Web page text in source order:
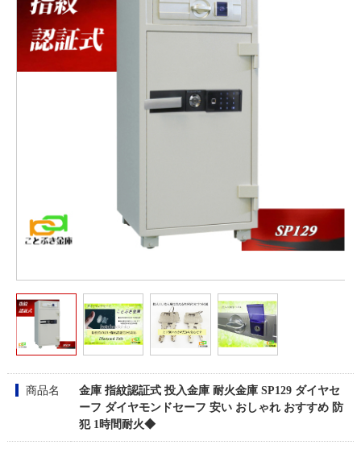
商品名
金庫 指紋認証式 投入金庫 耐火金庫 SP129 ダイヤセ
ーフ ダイヤモンドセーフ 安い おしゃれ おすすめ 防
犯 1時間耐火◆